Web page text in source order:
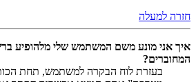
חזרה למעלה
איך אני מונע משם המשתמש שלי מלהופיע
המחוברים?
בעזרת לוח הבקרה למשתמש, תחת